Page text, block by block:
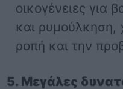
οικογένειες για
και ρυμούλκηση,
ροπή και την
5. Μεγάλες